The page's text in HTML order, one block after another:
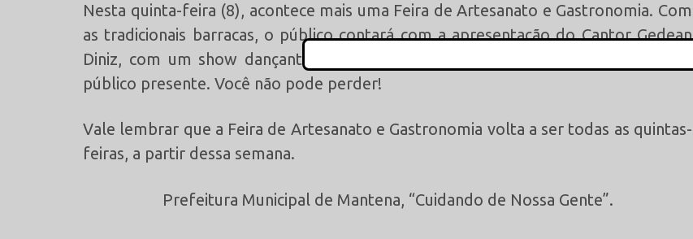
Nesta quinta-feira (8), acontece mais uma Feira de Artesanato e Gastronomia. Com
as tradicionais barracas, o público contará com a apresentação do Cantor Gedean
Diniz, com um show dançante e cheio de novos hits Gedean promete sacudir o
público presente. Você não pode perder!
Vale lembrar que a Feira de Artesanato e Gastronomia volta a ser todas as quintas-
feiras, a partir dessa semana.
Prefeitura Municipal de Mantena, “Cuidando de Nossa Gente”.